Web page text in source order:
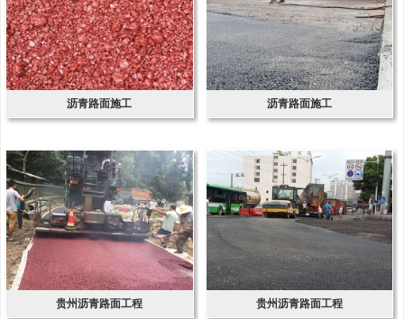
沥青路面施工 沥青路面施工
贵州沥青路面工程 贵州沥青路面工程